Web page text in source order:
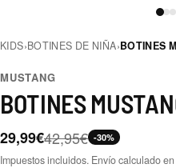
KIDS›BOTINES DE NIÑA›BOTINES
MUSTANG
BOTINES
29,99€42,95€ -30%
Impuestos incluidos. Envío calculado